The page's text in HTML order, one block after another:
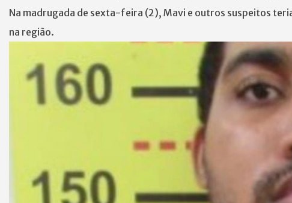
Na madrugada de sexta-feira (2), Mavi e outros suspeitos
na região.